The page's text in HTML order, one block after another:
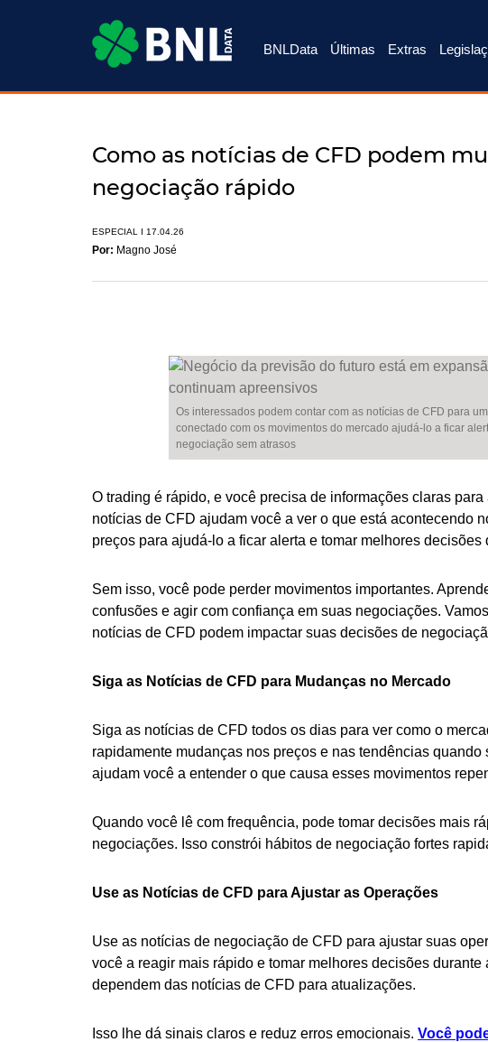
BNLData Últimas Extras
Como as notícias de CFD podem
negociação rápido
ESPECIAL I 17.04.26
Por: Magno José
Os interessados podem contar com as notícias de CFD para
conectado com os movimentos do mercado ajudá-lo a ficar
negociação sem atrasos
O trading é rápido, e você precisa de informações claras
notícias de CFD ajudam você a ver o que está acontecendo
preços para ajudá-lo a ficar alerta e tomar melhores decisões
Sem isso, você pode perder movimentos importantes.
confusões e agir com confiança em suas negociações.
notícias de CFD podem impactar suas decisões de
Siga as Notícias de CFD para Mudanças no Mercado
Siga as notícias de CFD todos os dias para ver como o
rapidamente mudanças nos preços e nas tendências
ajudam você a entender o que causa esses movimentos
Quando você lê com frequência, pode tomar decisões mais
negociações. Isso constrói hábitos de negociação fortes
Use as Notícias de CFD para Ajustar as Operações
Use as notícias de negociação de CFD para ajustar suas
você a reagir mais rápido e tomar melhores decisões
dependem das notícias de CFD para atualizações.
Isso lhe dá sinais claros e reduz erros emocionais. Você